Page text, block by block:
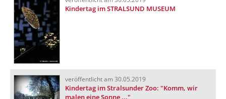
Kindertag im STRALSUND MUSEUM
veröffentlicht am 30.05.2019
Kindertag im Stralsunder Zoo: "Komm, wir
malen eine Sonne ..."